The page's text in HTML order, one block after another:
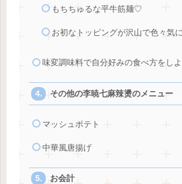
もちちゅるな平牛筋麺♡
お初なトッピングが沢山で色々気
味変調味料で自分好みの食べ方をし
その他の李暁七麻辣燙のメニュー
マッシュポテト
中華風唐揚げ
お会計